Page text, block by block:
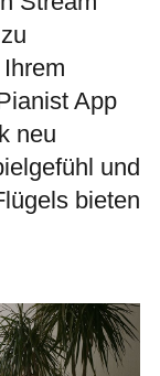
App
neu
und
bieten